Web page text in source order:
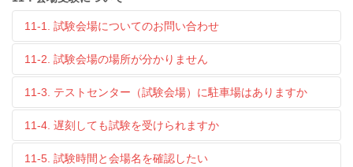
11-1. 試験会場についてのお問い合わせ
11-2. 試験会場の場所が分かりません
11-3. テストセンター（試験会場）に駐車場はありますか
11-4. 遅刻しても試験を受けられますか
11-5. 試験時間と会場名を確認したい